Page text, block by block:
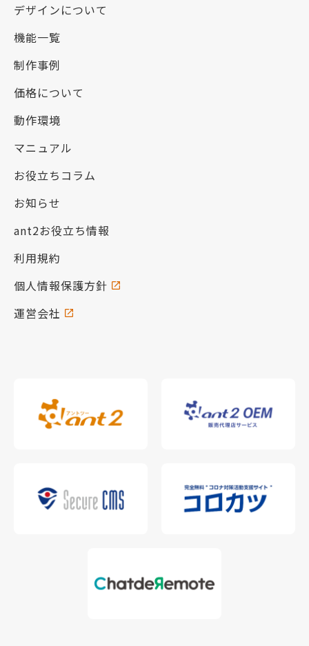
デザインについて
機能一覧
制作事例
価格について
動作環境
マニュアル
お役立ちコラム
お知らせ
ant2お役立ち情報
利用規約
個人情報保護方針
運営会社